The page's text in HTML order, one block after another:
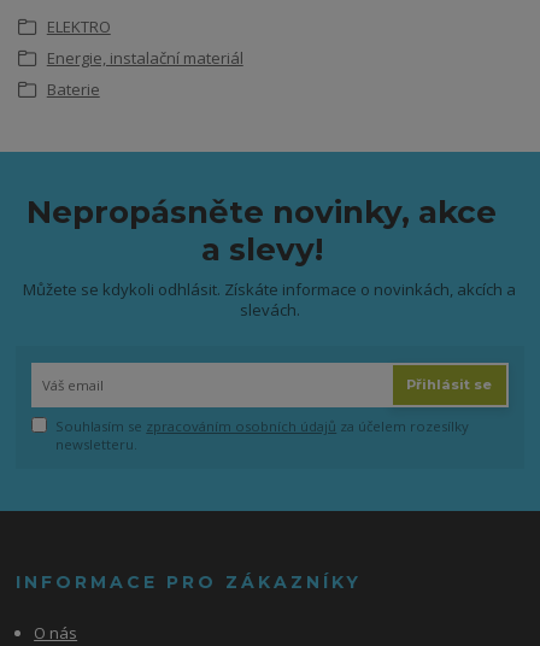
ELEKTRO
Energie, instalační materiál
Baterie
Nepropásněte novinky, akce
a slevy!
Můžete se kdykoli odhlásit. Získáte informace o novinkách, akcích a
slevách.
Přihlásit se
Souhlasím se zpracováním osobních údajů za účelem rozesílky
newsletteru.
INFORMACE PRO ZÁKAZNÍKY
O nás